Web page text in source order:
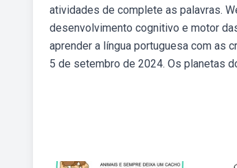
atividades de complete as palavras.
desenvolvimento cognitivo e motor
aprender a língua portuguesa com as
5 de setembro de 2024. Os planetas